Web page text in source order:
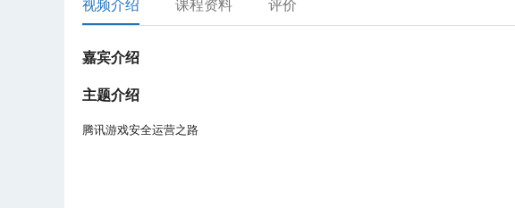
嘉宾介绍
主题介绍
腾讯游戏安全运营之路